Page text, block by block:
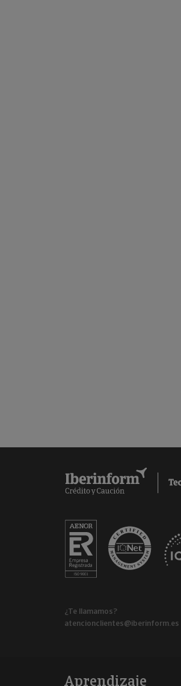
¿Te llamamos?
atencionclientes@iberinform.es
Aprendizaje